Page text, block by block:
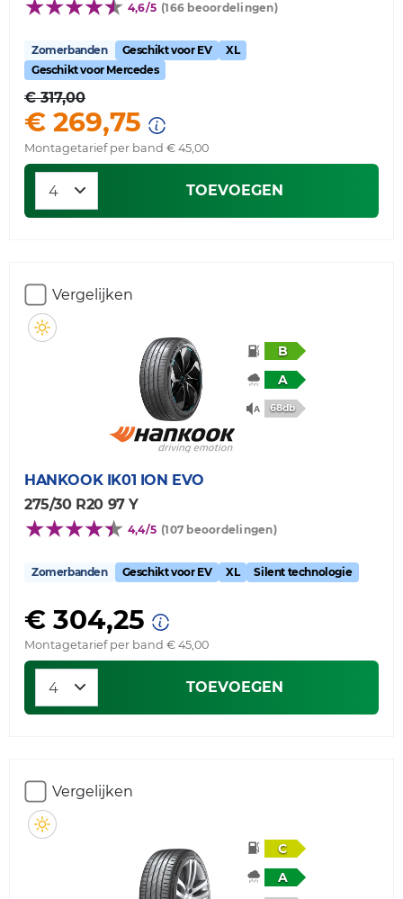
4,6/5 (166 beoordelingen)
Zomerbanden Geschikt voor EV
XL
Geschikt voor Mercedes
€ 317,00
€ 269,75
Montagetarief per band € 45,00
TOEVOEGEN
Vergelijken
B
A
68db
HANKOOK IK01 ION EVO
275/30 R20 97 Y
4,4/5 (107 beoordelingen)
Zomerbanden Geschikt voor EV XL Silent technologie
€ 304,25
Montagetarief per band € 45,00
TOEVOEGEN
Vergelijken
C
A